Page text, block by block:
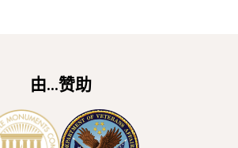
由...赞助